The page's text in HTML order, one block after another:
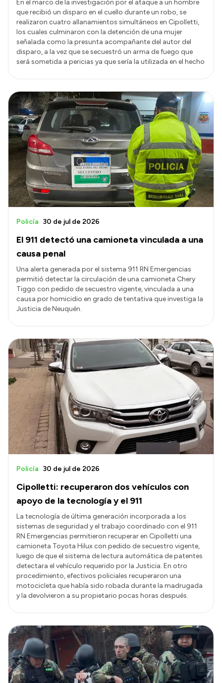
En el marco de la investigación por el ataque a un hombre
que recibió un disparo en el cuello durante un robo, se
realizaron cuatro allanamientos simultáneos en Cipolletti,
los cuales culminaron con la detención de una mujer
señalada como la presunta acompañante del autor del
disparo, a la vez que se secuestró un arma de fuego que
será sometida a pericias ya que sería la utilizada en el hecho
El 911 detectó una camioneta vinculada a una
causa penal
Policía 30 de jul de 2026
Una alerta generada por el sistema 911 RN Emergencias
permitió detectar la circulación de una camioneta Chery
Tiggo con pedido de secuestro vigente, vinculada a una
causa por homicidio en grado de tentativa que investiga la
Justicia de Neuquén.
Cipolletti: recuperaron dos vehículos con
apoyo de la tecnología y el 911
Policía 30 de jul de 2026
La tecnología de última generación incorporada a los
sistemas de seguridad y el trabajo coordinado con el 911
RN Emergencias permitieron recuperar en Cipolletti una
camioneta Toyota Hilux con pedido de secuestro vigente,
luego de que el sistema de lectura automática de patentes
detectara el vehículo requerido por la Justicia. En otro
procedimiento, efectivos policiales recuperaron una
motocicleta que había sido robada durante la madrugada
y la devolvieron a su propietario pocas horas después.